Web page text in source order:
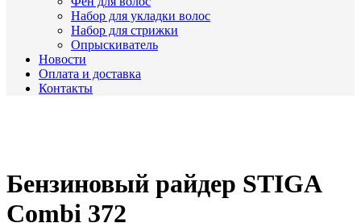
Набор для укладки волос
Набор для стрижки
Опрыскиватель
Новости
Оплата и доставка
Контакты
Бензиновый райдер STIGA
Combi 372